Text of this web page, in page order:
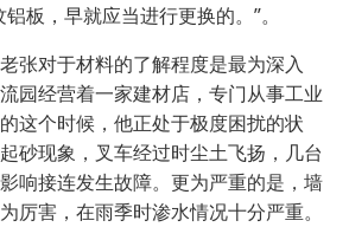
铝板 ，早就应当进行更换的。”。
张对于材料的了解程度是最为深入
园经营着一家建材店，专门从事工业
这个时候，他正处于极度困扰的状
砂现象，叉车经过时尘土飞扬，几台
响接连发生故障。更为严重的是，墙
厉害，在雨季时渗水情况十分严重。